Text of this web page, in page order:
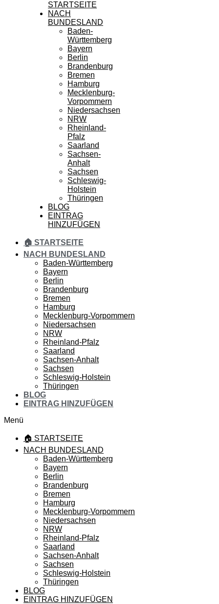
STARTSEITE
NACH
BUNDESLAND
Baden-
Württemberg
Bayern
Berlin
Brandenburg
Bremen
Hamburg
Mecklenburg-
Vorpommern
Niedersachsen
NRW
Rheinland-
Pfalz
Saarland
Sachsen-
Anhalt
Sachsen
Schleswig-
Holstein
Thüringen
BLOG
EINTRAG
HINZUFÜGEN
🏠 STARTSEITE
NACH BUNDESLAND
Baden-Württemberg
Bayern
Berlin
Brandenburg
Bremen
Hamburg
Mecklenburg-Vorpommern
Niedersachsen
NRW
Rheinland-Pfalz
Saarland
Sachsen-Anhalt
Sachsen
Schleswig-Holstein
Thüringen
BLOG
EINTRAG HINZUFÜGEN
Menü
🏠 STARTSEITE
NACH BUNDESLAND
Baden-Württemberg
Bayern
Berlin
Brandenburg
Bremen
Hamburg
Mecklenburg-Vorpommern
Niedersachsen
NRW
Rheinland-Pfalz
Saarland
Sachsen-Anhalt
Sachsen
Schleswig-Holstein
Thüringen
BLOG
EINTRAG HINZUFÜGEN